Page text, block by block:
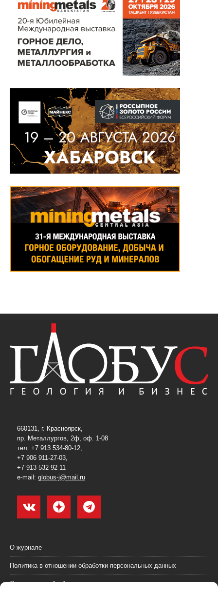
660131, г. Красноярск,
пр. Металлургов, 2ф, оф. 1-08
тел. +7 913 534-80-12,
+7 906 911-27-03,
+7 913 532-92-11
e-mail: globus-j@mail.ru
О журнале
Политика в отношении обработки персональных данных
Согласие на обработку персональных данных